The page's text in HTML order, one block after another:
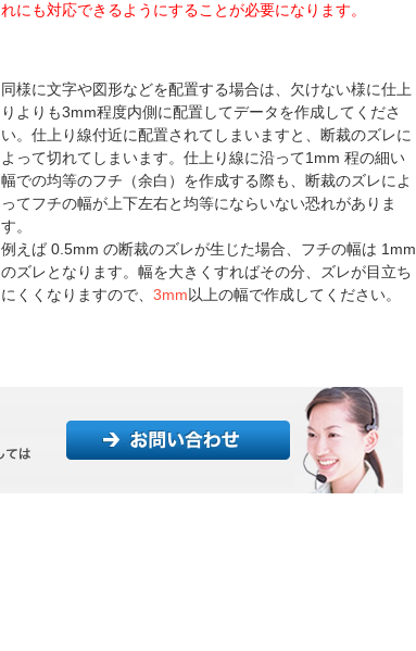
れにも対応できるようにすることが必要になります。
同様に文字や図形などを配置する場合は、欠けない様に仕上
りよりも3mm程度内側に配置してデータを作成してくださ
い。仕上り線付近に配置されてしまいますと、断裁のズレに
よって切れてしまいます。仕上り線に沿って1mm 程の細い
幅での均等のフチ（余白）を作成する際も、断裁のズレによ
ってフチの幅が上下左右と均等にならいない恐れがありま
す。
例えば 0.5mm の断裁のズレが生じた場合、フチの幅は 1mm
のズレとなります。幅を大きくすればその分、ズレが目立ち
にくくなりますので、 3mm以上の幅で作成してください。